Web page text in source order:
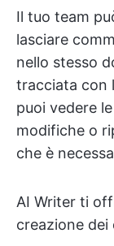
Il tuo team
lasciare
nello stesso
tracciata con
puoi vedere
modifiche o
che è
AI Writer ti
creazione dei